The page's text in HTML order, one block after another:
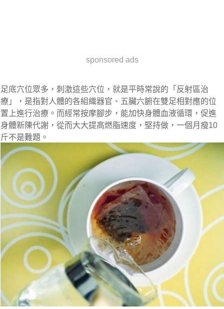
sponsored ads
足底穴位眾多，刺激這些穴位，就是平時常說的「反射區治
療」，是指對人體的各組織器官、五臟六腑在雙足相對應的位
置上進行治療。而經常按摩腳步，能加快身體血液循環，促進
身體新陳代謝，從而大大提高燃脂速度，堅持做，一個月瘦10
斤不是難題。